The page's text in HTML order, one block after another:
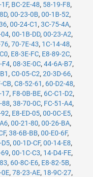
, BC-2E-48, 58-19-F8,
, 00-23-0B, 00-1B-52,
, 00-24-C1 , 3C-75-4A,
, 00-1B-DD, 00-23-A2,
, 70-7E-43, 1C-14-48,
, E8-3E-FC, E8-89-2C,
F4, 08-3E-0C, 44-6A-B7,
, C0-05-C2, 20-3D-66,
CB, C8-52-61 , 60-D2-48,
17, F8-0B-BE, 6C-C1-D2,
88, 38-70-0C, FC-51-A4,
, E8-ED-05, 00-0C-E5,
, 00-21-80, 00-26-BA,
, 38-6B-BB, 00-E0-6F,
D5, 00-1D-CF, 00-14-E8,
, 00-1C-C3, 14-D4-FE,
, 60-8C-E6, E8-82-5B,
0E, 78-23-AE, 18-9C-27,